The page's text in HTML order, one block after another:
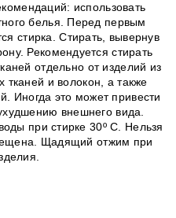
использовать
белья. Перед первым
стирка. Стирать, вывернув
Рекомендуется стирать
отдельно от изделий из
тканей и волокон, а также
Иногда это может привести
внешнего вида.
при стирке 30º C. Нельзя
Щадящий отжим при